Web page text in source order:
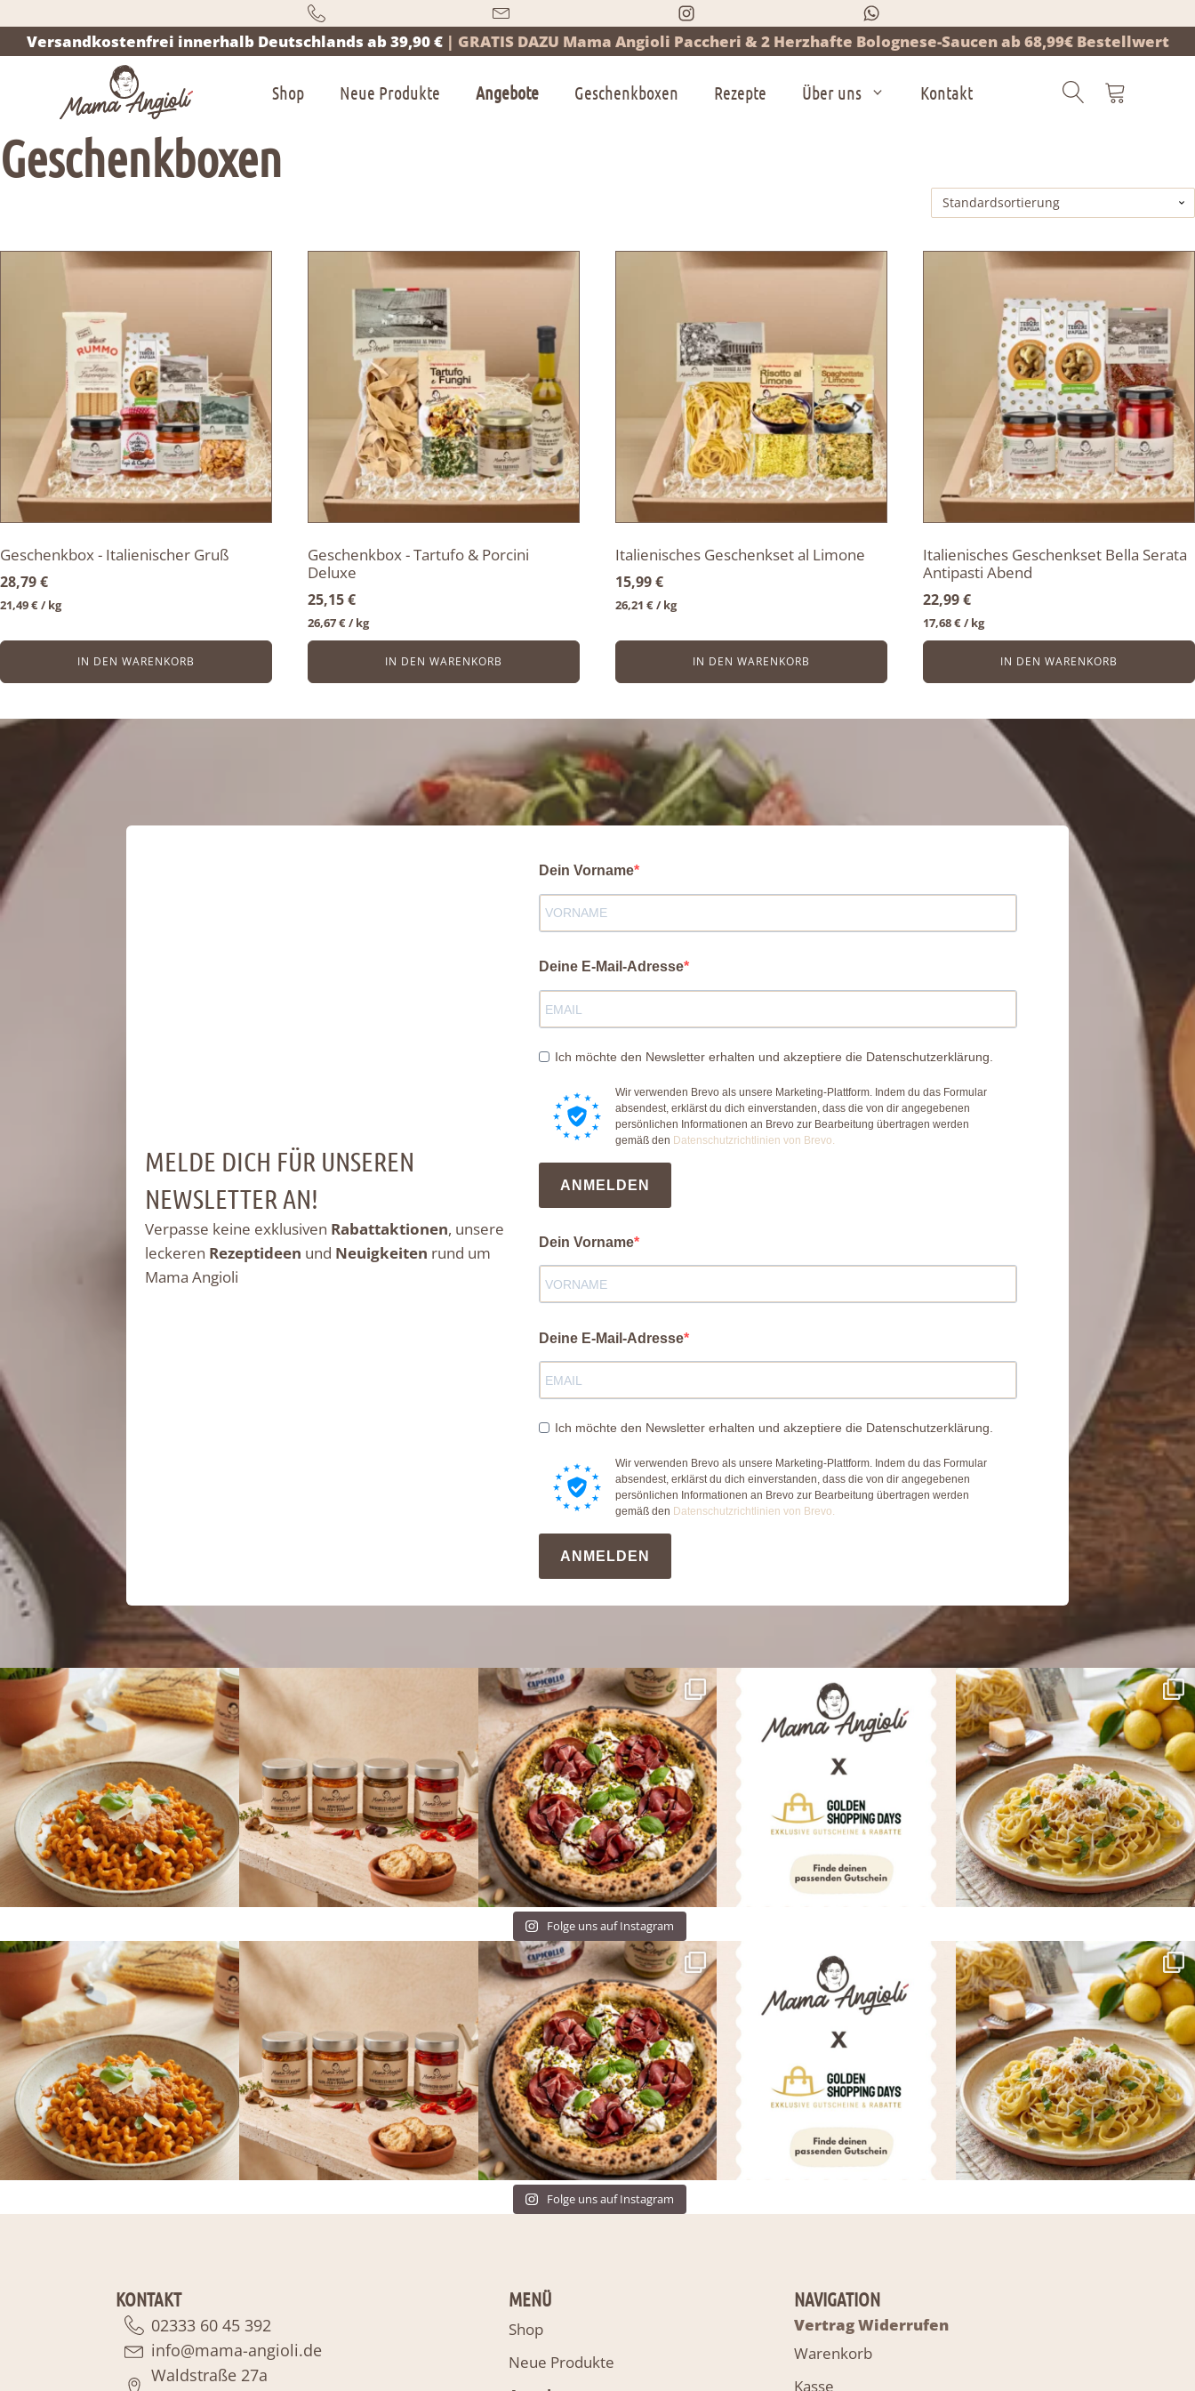
Versandkostenfrei innerhalb Deutschlands ab 39,90 € | GRATIS DAZU Mama Angioli Paccheri & 2 Herzhafte Bolognese-Saucen ab 68,99€ Bestellwert
Shop Neue Produkte Angebote Geschenkboxen Rezepte Über uns Kontakt
Geschenkboxen
Geschenkbox - Italienischer Gruß
28,79€
21,49€ / kg
IN DEN WARENKORB
Geschenkbox - Tartufo & Porcini
Deluxe
25,15€
26,67€ / kg
IN DEN WARENKORB
Italienisches Geschenkset al Limone
15,99€
26,21 € / kg
IN DEN WARENKORB
Italienisches Geschenkset Bella Serata
Antipasti Abend
22,99€
17,68€ / kg
IN DEN WARENKORB
MELDE DICH FÜR UNSEREN
NEWSLETTER AN!
Verpasse keine exklusiven Rabattaktionen, unsere
leckeren Rezeptideen und Neuigkeiten rund um
Mama Angioli
Dein Vorname
Deine E-Mail-Adresse
Ich möchte den Newsletter erhalten und akzeptiere die Datenschutzerklärung.
Wir verwenden Brevo als unsere Marketing-Plattform. Indem du das Formular
absendest, erklärst du dich einverstanden, dass die von dir angegebenen
persönlichen Informationen an Brevo zur Bearbeitung übertragen werden
gemäß den Datenschutzrichtlinien von Brevo.
ANMELDEN
Dein Vorname
Deine E-Mail-Adresse
Ich möchte den Newsletter erhalten und akzeptiere die Datenschutzerklärung.
Wir verwenden Brevo als unsere Marketing-Plattform. Indem du das Formular
absendest, erklärst du dich einverstanden, dass die von dir angegebenen
persönlichen Informationen an Brevo zur Bearbeitung übertragen werden
gemäß den Datenschutzrichtlinien von Brevo.
ANMELDEN
Folge uns auf Instagram
Folge uns auf Instagram
KONTAKT
02333 60 45 392
info@mama-angioli.de
Waldstraße 27a
MENÜ
Shop
Neue Produkte
NAVIGATION
Vertrag Widerrufen
Warenkorb
Kasse